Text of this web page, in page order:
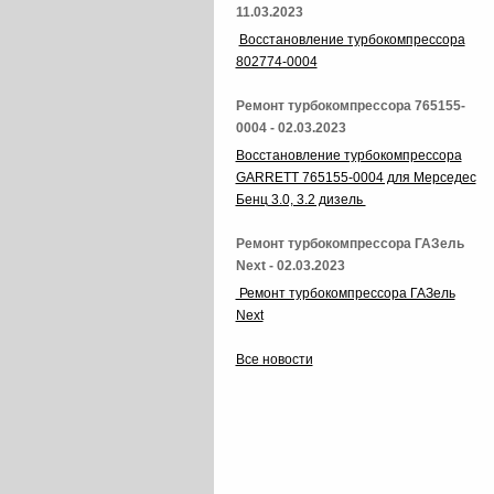
11.03.2023
Восстановление турбокомпрессора
802774-0004
Ремонт турбокомпрессора 765155-
0004 - 02.03.2023
Восстановление турбокомпрессора
GARRETT 765155-0004 для Мерседес
Бенц 3.0, 3.2 дизель
Ремонт турбокомпрессора ГАЗель
Next - 02.03.2023
Ремонт турбокомпрессора ГАЗель
Next
Все новости